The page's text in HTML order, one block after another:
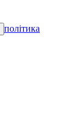
політика